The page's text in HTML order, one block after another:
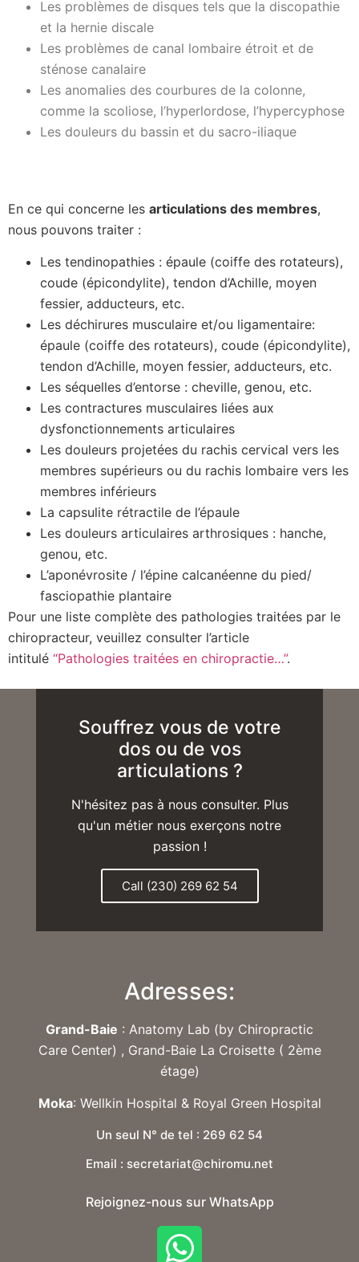
Les problèmes de disques tels que la discopathie
et la hernie discale
Les problèmes de canal lombaire étroit et de
sténose canalaire
Les anomalies des courbures de la colonne,
comme la scoliose, l’hyperlordose, l’hypercyphose
Les douleurs du bassin et du sacro-iliaque
En ce qui concerne les articulations des membres,
nous pouvons traiter :
Les tendinopathies : épaule (coiffe des rotateurs),
coude (épicondylite), tendon d’Achille, moyen
fessier, adducteurs, etc.
Les déchirures musculaire et/ou ligamentaire:
épaule (coiffe des rotateurs), coude (épicondylite),
tendon d’Achille, moyen fessier, adducteurs, etc.
Les séquelles d’entorse : cheville, genou, etc.
Les contractures musculaires liées aux
dysfonctionnements articulaires
Les douleurs projetées du rachis cervical vers les
membres supérieurs ou du rachis lombaire vers les
membres inférieurs
La capsulite rétractile de l’épaule
Les douleurs articulaires arthrosiques : hanche,
genou, etc.
L’aponévrosite / l’épine calcanéenne du pied/
fasciopathie plantaire
Pour une liste complète des pathologies traitées par le
chiropracteur, veuillez consulter l’article
intitulé “Pathologies traitées en chiropractie…”.
Souffrez vous de votre
dos ou de vos
articulations ?
N'hésitez pas à nous consulter. Plus
qu'un métier nous exerçons notre
passion !
Call (230) 269 62 54
Adresses:
Grand-Baie : Anatomy Lab (by Chiropractic
Care Center) , Grand-Baie La Croisette ( 2ème
étage)
Moka: Wellkin Hospital & Royal Green Hospital
Un seul N° de tel : 269 62 54
Email : secretariat@chiromu.net
Rejoignez-nous sur WhatsApp